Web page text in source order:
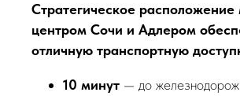
Стратегическое
центром Сочи и Адлером
отличную транспортную
10 минут — до